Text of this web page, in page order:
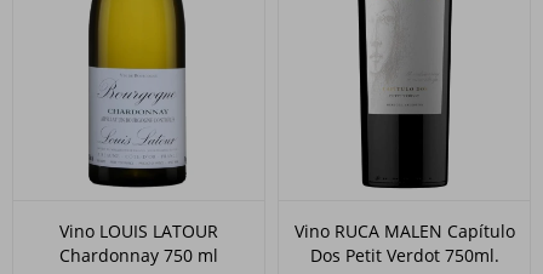
Vino LOUIS LATOUR
Chardonnay 750 ml
Vino RUCA MALEN Capítulo
Dos Petit Verdot 750ml.